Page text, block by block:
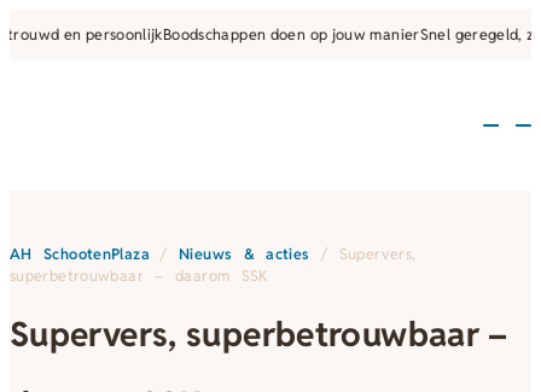
en persoonlijkBoodschappen doen op jouw manierSnel geregeld,
AH SchootenPlaza / Nieuws & acties / Supervers,
superbetrouwbaar – daarom SSK
Supervers, superbetrouwbaar –